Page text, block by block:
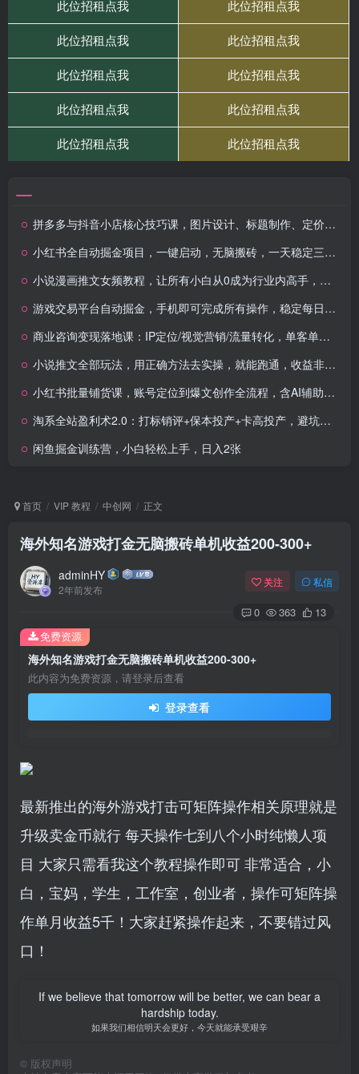
拼多多与抖音小店核心技巧课，图片设计、标题制作、定价规划与爆款打造全攻略
小红书全自动掘金项目，一键启动，无脑搬砖，一天稳定三位数
小说漫画推文女频教程，让所有小白从0成为行业内高手，简单暴力兼职轻松挣米
游戏交易平台自动掘金，手机即可完成所有操作，稳定每日300+【开年重磅升级】
商业咨询变现落地课：IP定位/视觉营销/流量转化，单客单价提升300%
小说推文全部玩法，用正确方法去实操，就能跑通，收益非常能打
小红书批量铺货课，账号定位到爆文创作全流程，含AI辅助选品工具(更新6月)
淘系全站盈利术2.0：打标销评+保本投产+卡高投产，避坑爆单稳盈利
闲鱼掘金训练营，小白轻松上手，日入2张
首页 VIP 教程 中创网 正文
海外知名游戏打金无脑搬砖单机收益200-300+
adminHY
2年前发布
关注 私信
0 363 13
海外知名游戏打金无脑搬砖单机收益200-300+
此内容为免费资源，请登录后查看
登录查看
免费资源
最新推出的海外游戏打击可矩阵操作相关原理就是
升级卖金币就行 每天操作七到八个小时纯懒人项
目 大家只需看我这个教程操作即可 非常适合，小
白，宝妈，学生，工作室，创业者，操作可矩阵操
作单月收益5千！大家赶紧操作起来，不要错过风
口！
If we believe that tomorrow will be better, we can bear a
hardship today.
如果我们相信明天会更好，今天就能承受艰辛
© 版权声明